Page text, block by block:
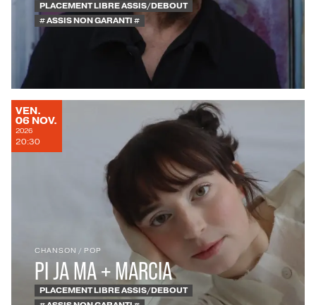
PLACEMENT LIBRE ASSIS/DEBOUT
# ASSIS NON GARANTI #
VENDREDI
VEN.
06 NOVEMBRE
NOV.
2026
20:30
CHANSON/ POP
PI JA MA + MARCIA
PLACEMENT LIBRE ASSIS/DEBOUT